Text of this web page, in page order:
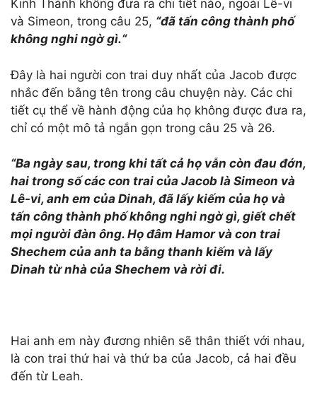
Kinh Thánh không đưa ra chi tiết nào, ngoài Lê-vi
và Simeon, trong câu 25, “đã tấn công thành phố
không nghi ngờ gì.“
Đây là hai người con trai duy nhất của Jacob được
nhắc đến bằng tên trong câu chuyện này. Các chi
tiết cụ thể về hành động của họ không được đưa ra,
chỉ có một mô tả ngắn gọn trong câu 25 và 26.
“Ba ngày sau, trong khi tất cả họ vẫn còn đau đớn,
hai trong số các con trai của Jacob là Simeon và
Lê-vi, anh em của Dinah, đã lấy kiếm của họ và
tấn công thành phố không nghi ngờ gì, giết chết
mọi người đàn ông. Họ đâm Hamor và con trai
Shechem của anh ta bằng thanh kiếm và lấy
Dinah từ nhà của Shechem và rời đi.
Hai anh em này đương nhiên sẽ thân thiết với nhau,
là con trai thứ hai và thứ ba của Jacob, cả hai đều
đến từ Leah.